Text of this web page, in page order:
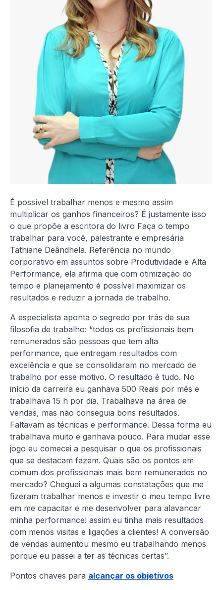
É possível trabalhar menos e mesmo assim
multiplicar os ganhos financeiros? É justamente isso
o que propõe a escritora do livro Faça o tempo
trabalhar para você, palestrante e empresária
Tathiane Deândhela. Referência no mundo
corporativo em assuntos sobre Produtividade e Alta
Performance, ela afirma que com otimização do
tempo e planejamento é possível maximizar os
resultados e reduzir a jornada de trabalho.
A especialista aponta o segredo por trás de sua
filosofia de trabalho: “todos os profissionais bem
remunerados são pessoas que tem alta
performance, que entregam resultados com
excelência e que se consolidaram no mercado de
trabalho por esse motivo. O resultado é tudo. No
início da carreira eu ganhava 500 Reais por mês e
trabalhava 15 h por dia. Trabalhava na área de
vendas, mas não conseguia bons resultados.
Faltavam as técnicas e performance. Dessa forma eu
trabalhava muito e ganhava pouco. Para mudar esse
jogo eu comecei a pesquisar o que os profissionais
que se destacam fazem. Quais são os pontos em
comum dos profissionais mais bem remunerados no
mercado? Cheguei a algumas constatações que me
fizeram trabalhar menos e investir o meu tempo livre
em me capacitar e me desenvolver para alavancar
minha performance! assim eu tinha mais resultados
com menos visitas e ligações a clientes! A conversão
de vendas aumentou mesmo eu trabalhando menos
porque eu passei a ter as técnicas certas”.
Pontos chaves para alcançar os objetivos